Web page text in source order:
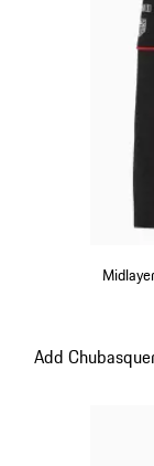
Add
Diapositiva 5 de